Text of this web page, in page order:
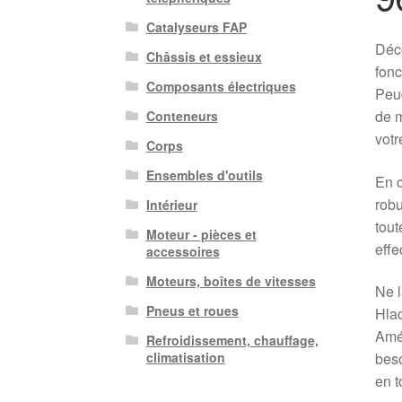
de
En
Ne
en
Catalyseurs FAP
Châssis et essieux
Composants électriques
Conteneurs
Corps
Ensembles d'outils
Intérieur
Moteur - pièces et
accessoires
Moteurs, boîtes de vitesses
Pneus et roues
Refroidissement, chauffage,
climatisation